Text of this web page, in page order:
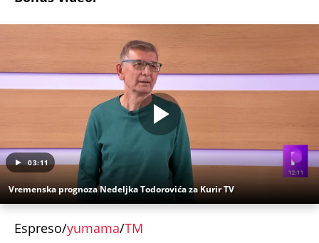
03:11
Vremenska prognoza Nedeljka Todorovića za Kurir TV
Espreso/yumama/TM